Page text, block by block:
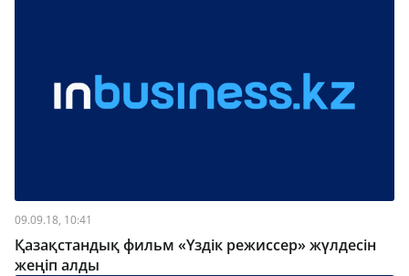
09.09.18, 10:41
Қазақстандық фильм «Үздік режиссер» жүлдесін
жеңіп алды